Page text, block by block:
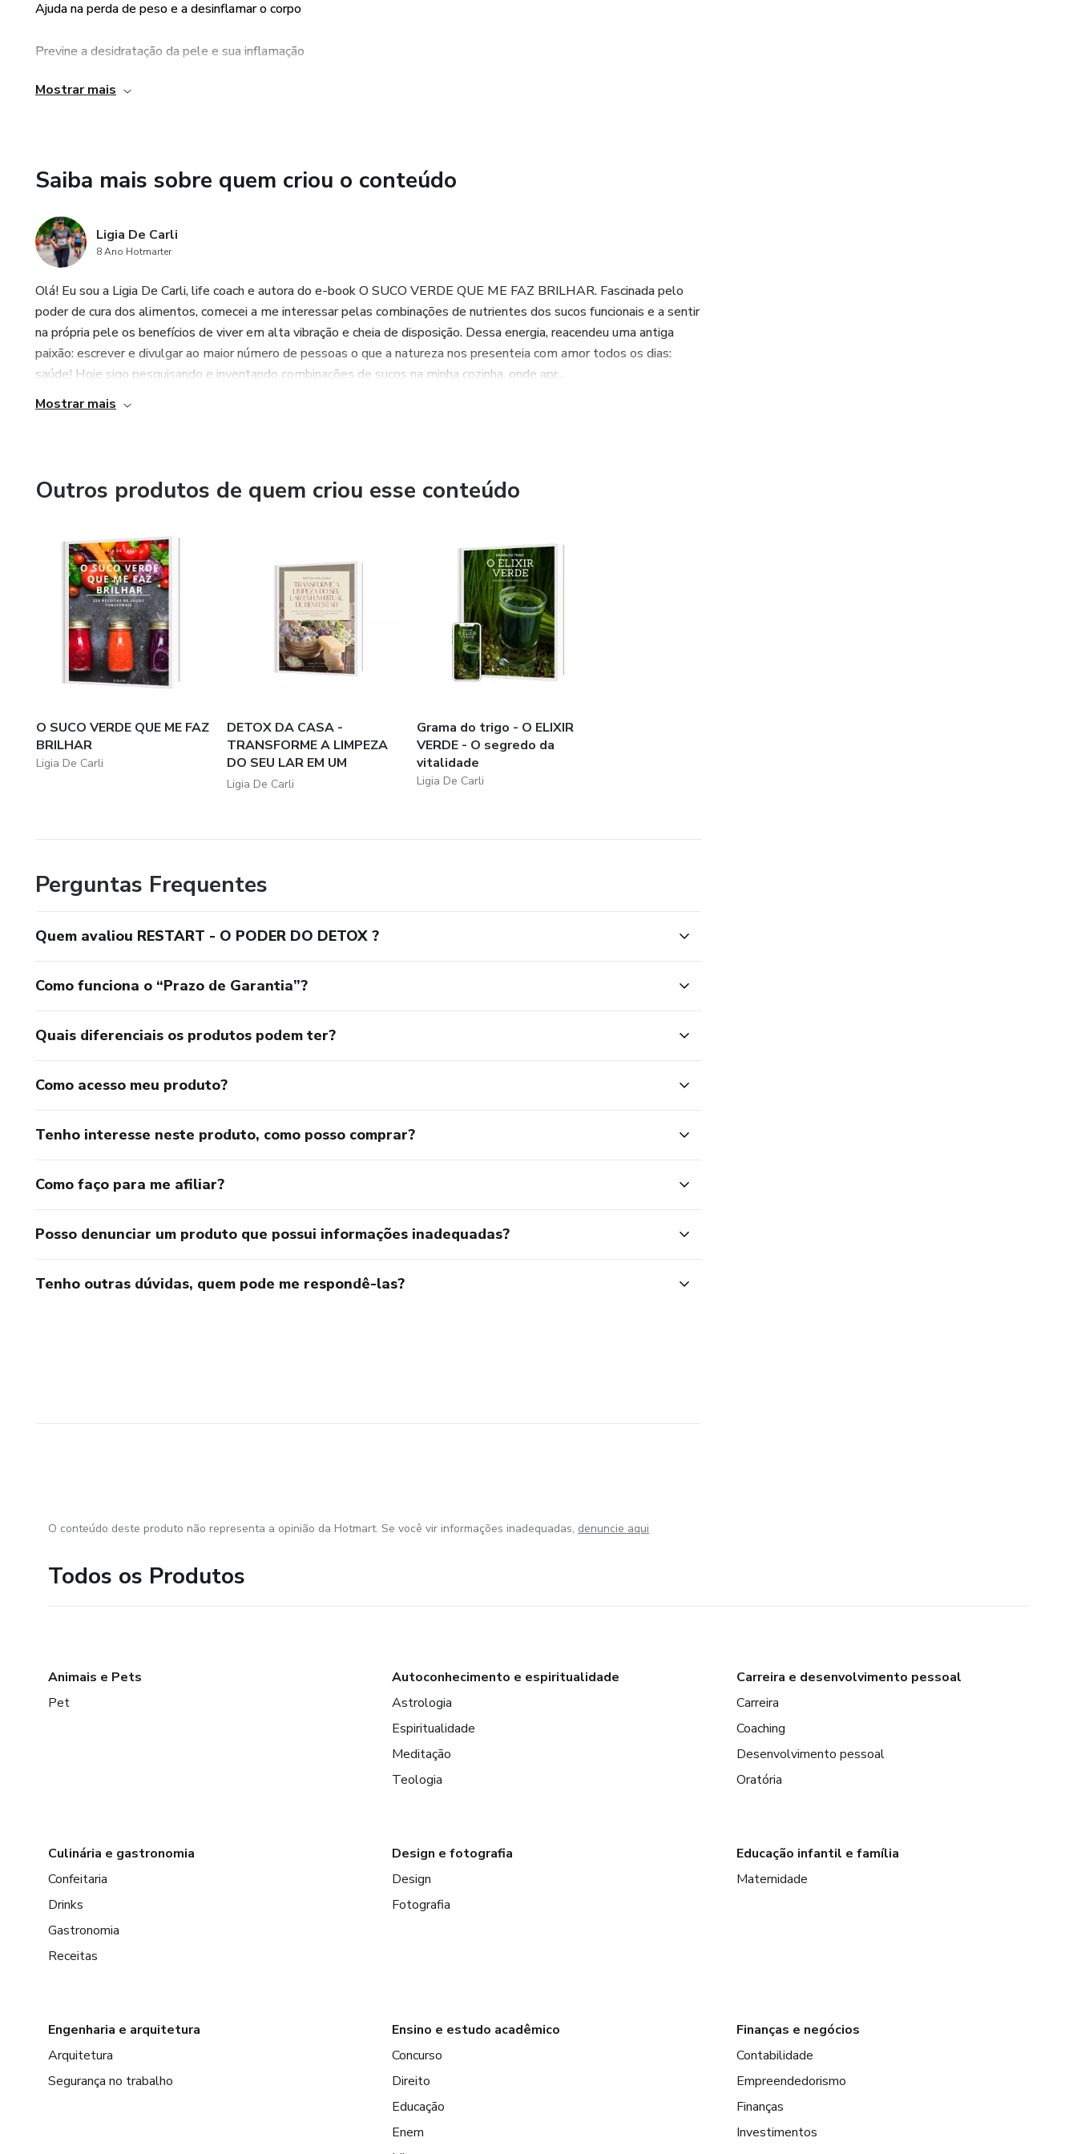
Ajuda na perda de peso e a desinflamar o corpo
Previne a desidratação da pele e sua inflamação
Melhora a saúde da pele deixando-a mais radiante
Reduz o risco de constipação, ou seja, de prisão de ventre
Maior sensação de bem-estar
Melhora do processo de digestão
Reduz as dores articulares
Mais energia e disposição
Mostrar mais
Saiba mais sobre quem criou o conteúdo
Ligia De Carli
8 Ano Hotmarter
Olá! Eu sou a Ligia De Carli, life coach e autora do e-book O SUCO VERDE QUE ME FAZ BRILHAR. Fascinada pelo
poder de cura dos alimentos, comecei a me interessar pelas combinações de nutrientes dos sucos funcionais e a sentir
na própria pele os benefícios de viver em alta vibração e cheia de disposição. Dessa energia, reacendeu uma antiga
paixão: escrever e divulgar ao maior número de pessoas o que a natureza nos presenteia com amor todos os dias:
saúde! Hoje sigo pesquisando e inventando combinações de sucos na minha cozinha, onde apr...
Mostrar mais
Outros produtos de quem criou esse conteúdo
O SUCO VERDE QUE ME FAZ
BRILHAR
Ligia De Carli
DETOX DA CASA -
TRANSFORME A LIMPEZA
DO SEU LAR EM UM
RITUAL...
Ligia De Carli
Grama do trigo - O ELIXIR
VERDE - O segredo da
vitalidade
Ligia De Carli
Perguntas Frequentes
Quem avaliou RESTART - O PODER DO DETOX ?
Como funciona o “Prazo de Garantia”?
Quais diferenciais os produtos podem ter?
Como acesso meu produto?
Tenho interesse neste produto, como posso comprar?
Como faço para me afiliar?
Posso denunciar um produto que possui informações inadequadas?
Tenho outras dúvidas, quem pode me respondê-las?
O conteúdo deste produto não representa a opinião da Hotmart. Se você vir informações inadequadas, denuncie aqui
Todos os Produtos
Animais e Pets
Pet
Autoconhecimento e espiritualidade
Astrologia
Espiritualidade
Meditação
Teologia
Carreira e desenvolvimento pessoal
Carreira
Coaching
Desenvolvimento pessoal
Oratória
Culinária e gastronomia
Confeitaria
Drinks
Gastronomia
Receitas
Design e fotografia
Design
Fotografia
Educação infantil e família
Maternidade
Engenharia e arquitetura
Arquitetura
Segurança no trabalho
Ensino e estudo acadêmico
Concurso
Direito
Educação
Enem
Finanças e negócios
Contabilidade
Empreendedorismo
Finanças
Investimentos